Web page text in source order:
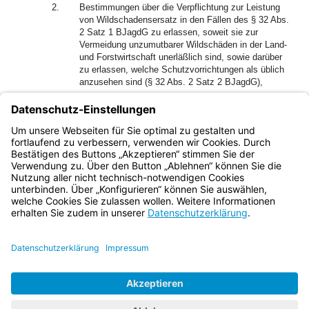
2.
Bestimmungen über die Verpflichtung zur Leistung
von Wildschadensersatz in den Fällen des § 32 Abs.
2 Satz 1 BJagdG zu erlassen, soweit sie zur
Vermeidung unzumutbarer Wildschäden in der Land-
und Forstwirtschaft unerläßlich sind, sowie darüber
zu erlassen, welche Schutzvorrichtungen als üblich
anzusehen sind (§ 32 Abs. 2 Satz 2 BJagdG),
Wildschadenssituation (Art, Ausmaß und regionale
Verteilung der Wildschäden) und über geleistete
Wildschadensbeträge zu erlassen.
Bayern.de
BayernPortal
Impressum